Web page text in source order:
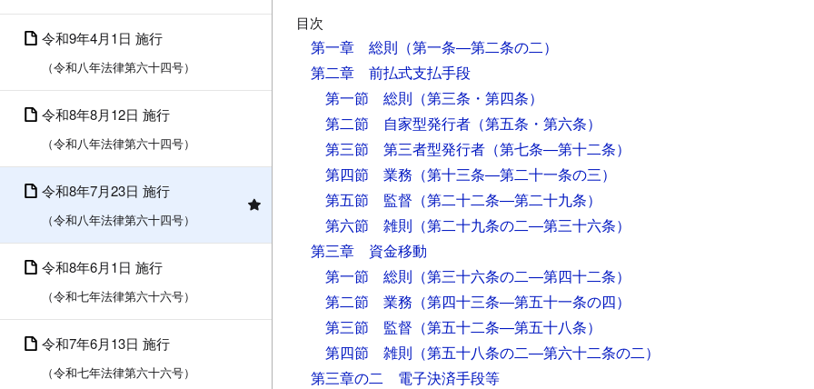
令和9年4月1日 施行
（令和八年法律第六十四号）
令和8年8月12日 施行
（令和八年法律第六十四号）
令和8年7月23日 施行
（令和八年法律第六十四号）
令和8年6月1日 施行
（令和七年法律第六十六号）
令和7年6月13日 施行
（令和七年法律第六十六号）
目次
第一章 総則 （第一条―第二条の二）
第二章 前払式支払手段
第一節 総則 （第三条・第四条）
第二節 自家型発行者 （第五条・第六条）
第三節 第三者型発行者 （第七条―第十二条）
第四節 業務 （第十三条―第二十一条の三）
第五節 監督 （第二十二条―第二十九条）
第六節 雑則 （第二十九条の二―第三十六条）
第三章 資金移動
第一節 総則 （第三十六条の二―第四十二条）
第二節 業務 （第四十三条―第五十一条の四）
第三節 監督 （第五十二条―第五十八条）
第四節 雑則 （第五十八条の二―第六十二条の二）
第三章の二 電子決済手段等